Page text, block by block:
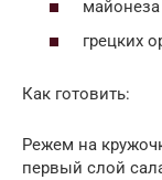
майонеза
грецких
Как готовить:
Режем на
первый слой